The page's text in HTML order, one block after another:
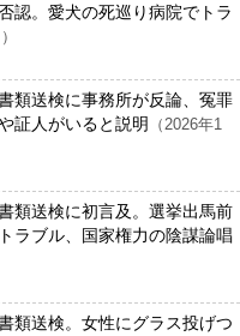
認。愛犬の死巡り病院でトラ
類送検に事務所が反論、冤罪
証人がいると説明
（2026年1
類送検に初言及。選挙出馬前
ラブル、国家権力の陰謀論唱
類送検。女性にグラス投げつ